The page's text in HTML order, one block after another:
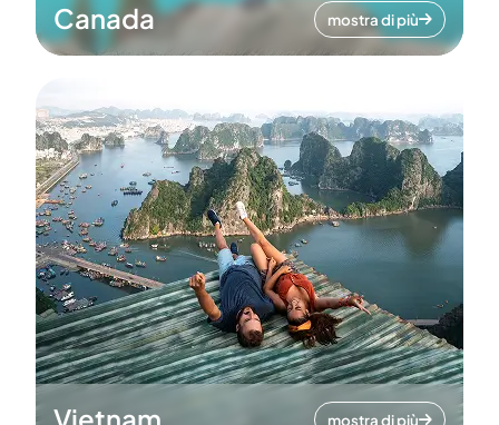
Canada mostra di più
mostra di più